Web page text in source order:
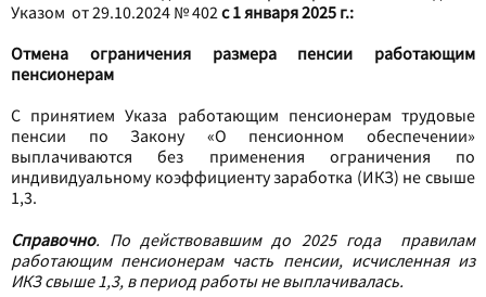
Указом от 29.10.2024 № 402с 1 января 2025 г.:
Отмена ограничения размера пенсии работающим
пенсионерам
С принятием Указа работающим пенсионерам трудовые
пенсии по Закону «О пенсионном обеспечении»
выплачиваются без применения ограничения по
индивидуальному коэффициенту заработка (ИКЗ) не свыше
1,3.
Справочно. По действовавшим до 2025 года правилам
работающим пенсионерам часть пенсии, исчисленная из
ИКЗ свыше 1,3, в период работы не выплачивалась.